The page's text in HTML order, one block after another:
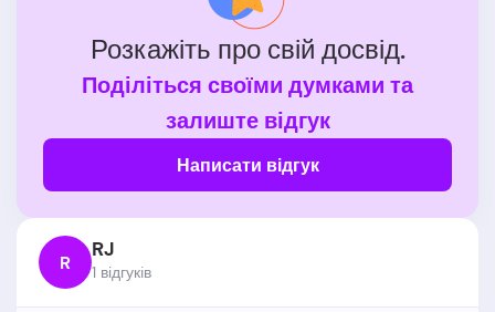
Розкажіть про свій досвід.
Поділіться своїми думками та
залиште відгук
Написати відгук
R RJ
1 відгукiв